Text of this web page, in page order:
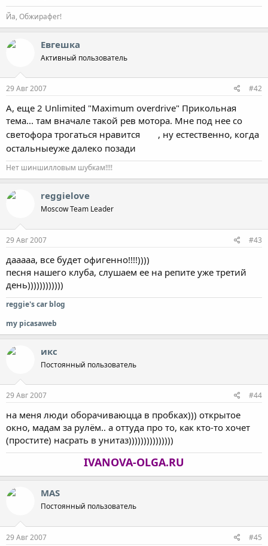
Йа, Обжирафег!
Евгешка
Активный пользователь
29 Авг 2007 #42
А, еще 2 Unlimited "Maximum overdrive" Прикольная
тема... там вначале такой рев мотора. Мне под нее со
светофора трогаться нравится
, ну естественно, когда
остальныеуже далеко позади
Нет шиншилловым шубкам!!!!
reggielove
Moscow Team Leader
29 Авг 2007 #43
дааааа, все будет офигенно!!!!))))
песня нашего клуба, слушаем ее на репите уже третий
день))))))))))))
reggie's car blog
my picasaweb
икс
Постоянный пользователь
29 Авг 2007 #44
на меня люди оборачиваюцца в пробках))) открытое
окно, мадам за рулём.. а оттуда про то, как кто-то хочет
(простите) насрать в унитаз)))))))))))))))
IVANOVA-OLGA.RU
MAS
Постоянный пользователь
29 Авг 2007 #45